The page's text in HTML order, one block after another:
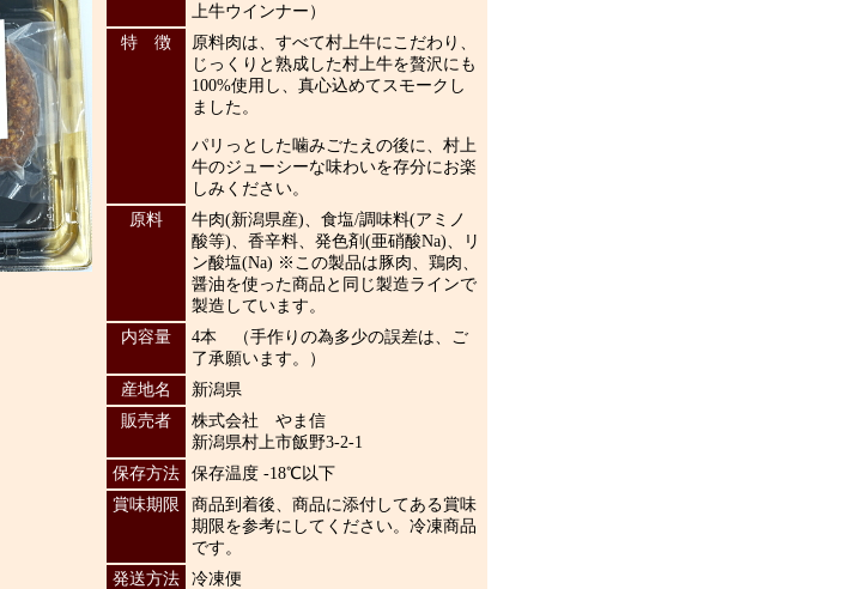
上牛ウインナー）
特 徴
原料肉は、すべて村上牛にこだわり、
じっくりと熟成した村上牛を贅沢にも
100%使用し、真心込めてスモークし
ました。
パリっとした噛みごたえの後に、村上
牛のジューシーな味わいを存分にお楽
しみください。
原料
牛肉(新潟県産)、食塩/調味料(アミノ
酸等)、香辛料、発色剤(亜硝酸Na)、リ
ン酸塩(Na) ※この製品は豚肉、鶏肉、
醤油を使った商品と同じ製造ラインで
製造しています。
内容量
4本 （手作りの為多少の誤差は、ご
了承願います。）
産地名
新潟県
販売者
株式会社 やま信
新潟県村上市飯野3-2-1
保存方法
保存温度 -18℃以下
賞味期限
商品到着後、商品に添付してある賞味
期限を参考にしてください。冷凍商品
です。
発送方法
冷凍便